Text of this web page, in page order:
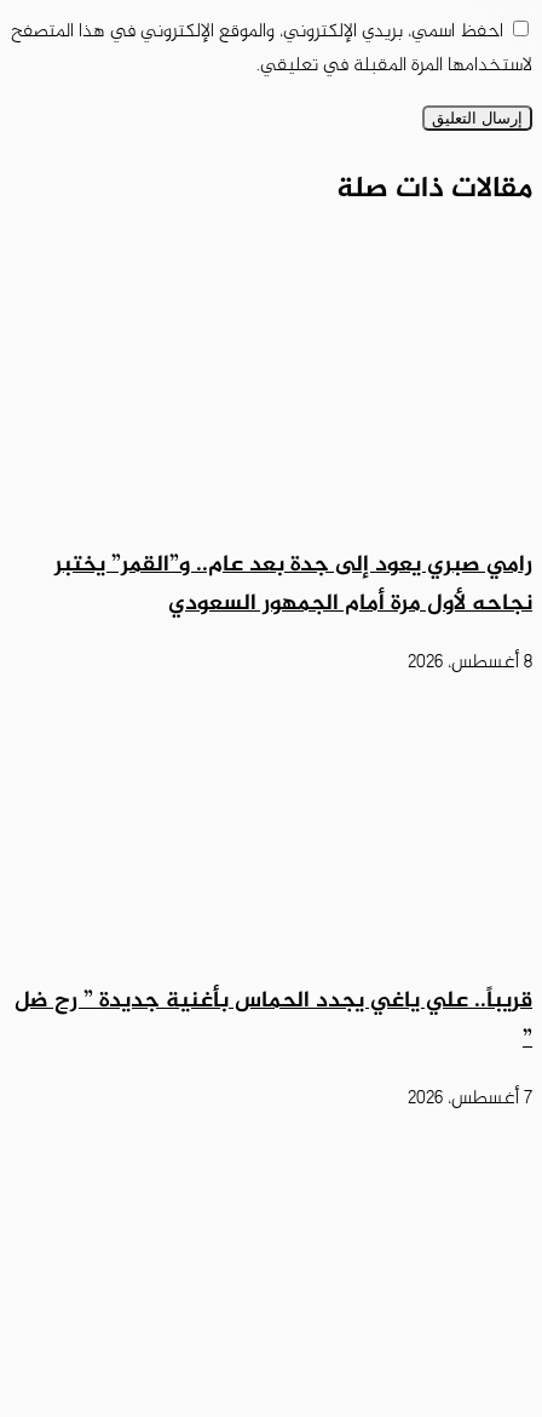
احفظ اسمي، بريدي الإلكتروني، والموقع الإلكتروني في هذا المتصفح
لاستخدامها المرة المقبلة في تعليقي.
مقالات ذات صلة
رامي صبري يعود إلى جدة بعد عام.. و”القمر” يختبر
نجاحه لأول مرة أمام الجمهور السعودي
8 أغسطس، 2026
قريباً.. علي ياغي يجدد الحماس بأغنية جديدة ” رح ضل
”
7 أغسطس، 2026